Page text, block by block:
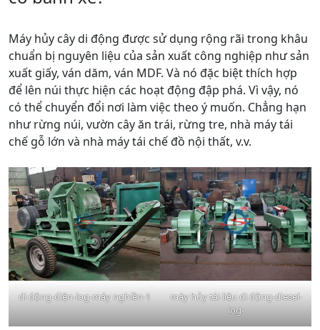
Máy hủy cây di động được sử dụng rộng rãi trong khâu
chuẩn bị nguyên liệu của sản xuất công nghiệp như sản
xuất giấy, ván dăm, ván MDF. Và nó đặc biệt thích hợp
để lên núi thực hiện các hoạt động đập phá. Vì vậy, nó
có thể chuyển đổi nơi làm việc theo ý muốn. Chẳng hạn
như rừng núi, vườn cây ăn trái, rừng tre, nhà máy tái
chế gỗ lớn và nhà máy tái chế đồ nội thất, v.v.
di động-điện-log-máy nghiền-1
máy hủy tài liệu di động-diesel-
log-